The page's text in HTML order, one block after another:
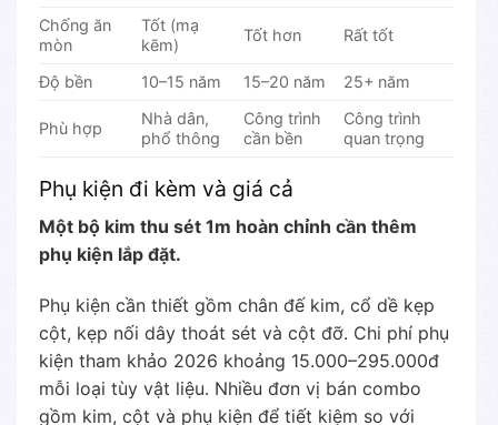
Chống ăn
mòn
Tốt (mạ
kẽm)
Tốt hơn Rất tốt
Độ bền 10–15 năm 15–20 năm 25+ năm
Phù hợp
Nhà dân,
phổ thông
Công trình
cần bền
Công trình
quan trọng
Phụ kiện đi kèm và giá cả
Một bộ kim thu sét 1m hoàn chỉnh cần thêm
phụ kiện lắp đặt.
Phụ kiện cần thiết gồm chân đế kim, cổ dề kẹp
cột, kẹp nối dây thoát sét và cột đỡ. Chi phí phụ
kiện tham khảo 2026 khoảng 15.000–295.000đ
mỗi loại tùy vật liệu. Nhiều đơn vị bán combo
gồm kim, cột và phụ kiện để tiết kiệm so với